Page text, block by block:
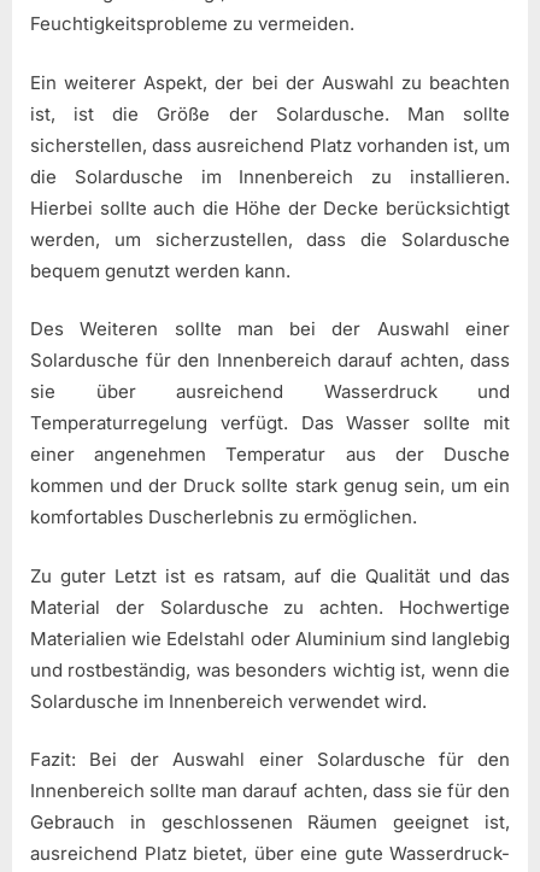
Feuchtigkeitsprobleme zu vermeiden.
Ein weiterer Aspekt, der bei der Auswahl zu beachten
ist, ist die Größe der Solardusche. Man sollte
sicherstellen, dass ausreichend Platz vorhanden ist, um
die Solardusche im Innenbereich zu installieren.
Hierbei sollte auch die Höhe der Decke berücksichtigt
werden, um sicherzustellen, dass die Solardusche
bequem genutzt werden kann.
Des Weiteren sollte man bei der Auswahl einer
Solardusche für den Innenbereich darauf achten, dass
sie über ausreichend Wasserdruck und
Temperaturregelung verfügt. Das Wasser sollte mit
einer angenehmen Temperatur aus der Dusche
kommen und der Druck sollte stark genug sein, um ein
komfortables Duscherlebnis zu ermöglichen.
Zu guter Letzt ist es ratsam, auf die Qualität und das
Material der Solardusche zu achten. Hochwertige
Materialien wie Edelstahl oder Aluminium sind langlebig
und rostbeständig, was besonders wichtig ist, wenn die
Solardusche im Innenbereich verwendet wird.
Fazit: Bei der Auswahl einer Solardusche für den
Innenbereich sollte man darauf achten, dass sie für den
Gebrauch in geschlossenen Räumen geeignet ist,
ausreichend Platz bietet, über eine gute Wasserdruck-